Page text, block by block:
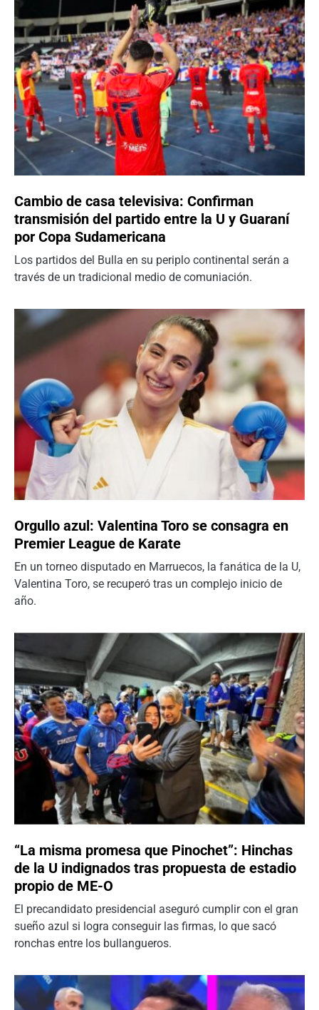
Cambio de casa televisiva: Confirman
transmisión del partido entre la U y Guaraní
por Copa Sudamericana
Los partidos del Bulla en su periplo continental serán a
través de un tradicional medio de comuniación.
Orgullo azul: Valentina Toro se consagra en
Premier League de Karate
En un torneo disputado en Marruecos, la fanática de la U,
Valentina Toro, se recuperó tras un complejo inicio de
año.
“La misma promesa que Pinochet”: Hinchas
de la U indignados tras propuesta de estadio
propio de ME-O
El precandidato presidencial aseguró cumplir con el gran
sueño azul si logra conseguir las firmas, lo que sacó
ronchas entre los bullangueros.